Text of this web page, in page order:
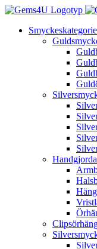
Fortsätt
innehållet